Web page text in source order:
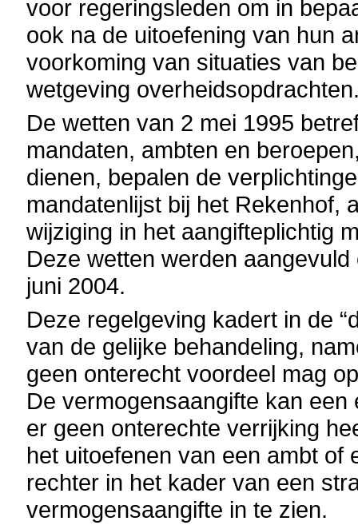
voor regeringsleden om in
ook na de uitoefening van hun
voorkoming van situaties van
wetgeving
De wetten van 2 mei 1995
mandaten, ambten en
dienen, bepalen de
mandatenlijst bij het Rekenhof,
wijziging in het aangifteplichtig
Deze wetten werden
juni 2004.
Deze regelgeving kadert in de
van de gelijke behandeling,
geen onterecht voordeel mag
De vermogensaangifte kan
er geen onterechte verrijking
het uitoefenen van een ambt
rechter in het kader van een
vermogensaangifte in te zien.